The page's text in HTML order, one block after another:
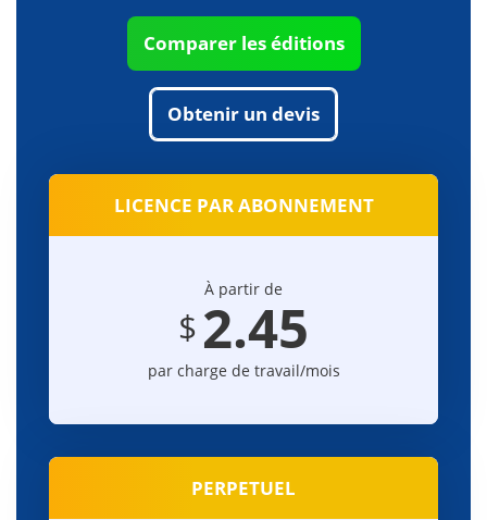
Comparer les éditions
Obtenir un devis
LICENCE PAR ABONNEMENT
À partir de
$2.45
par charge de travail/mois
PERPETUEL